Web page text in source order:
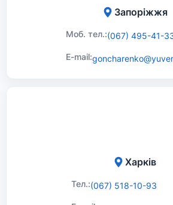
Запоріжжя
Моб. тел.:(067) 495-41-
E-mail:
Харків
Тел.:(067) 518-10-93